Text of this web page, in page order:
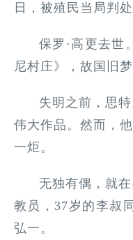
日，被殖民当局判
保罗·高更去世
尼村庄》，故国旧
失明之前，思
伟大作品。然而，
一炬。
无独有偶，就
教员，37岁的李叔
弘一。